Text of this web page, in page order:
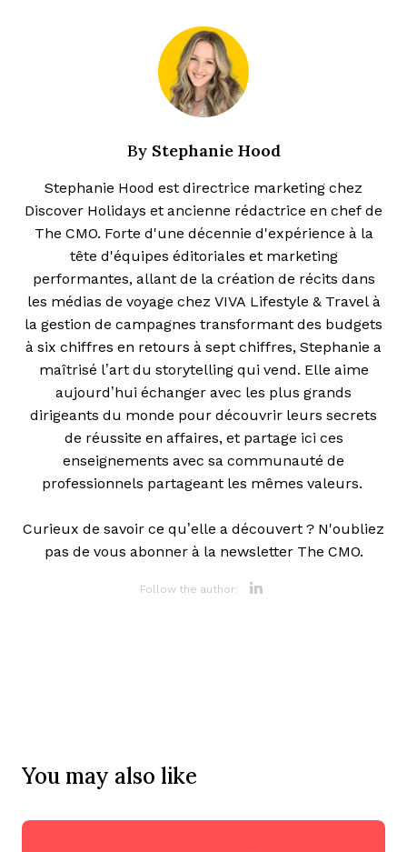
By Stephanie Hood
Stephanie Hood est directrice marketing chez
Discover Holidays et ancienne rédactrice en chef de
The CMO. Forte d'une décennie d'expérience à la
tête d'équipes éditoriales et marketing
performantes, allant de la création de récits dans
les médias de voyage chez VIVA Lifestyle & Travel à
la gestion de campagnes transformant des budgets
à six chiffres en retours à sept chiffres, Stephanie a
maîtrisé l’art du storytelling qui vend. Elle aime
aujourd’hui échanger avec les plus grands
dirigeants du monde pour découvrir leurs secrets
de réussite en affaires, et partage ici ces
enseignements avec sa communauté de
professionnels partageant les mêmes valeurs.
Curieux de savoir ce qu’elle a découvert ? N'oubliez
pas de vous abonner à la newsletter The CMO.
Follow the author:
You may also like